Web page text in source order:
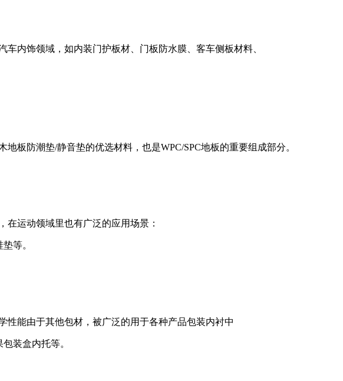
车内饰领域，如内装门护板材、门板防水膜、客车侧板材料、
板防潮垫/静音垫的优选材料，也是WPC/SPC地板的重要组成部分。
在运动领域里也有广泛的应用场景：
等。
性能由于其他包材，被广泛的用于各种产品包装内衬中
装盒内托等。